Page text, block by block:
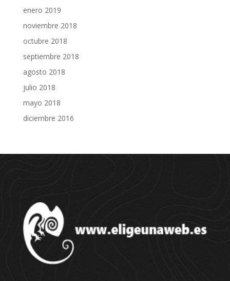
enero 2019
noviembre 2018
octubre 2018
septiembre 2018
agosto 2018
julio 2018
mayo 2018
diciembre 2016